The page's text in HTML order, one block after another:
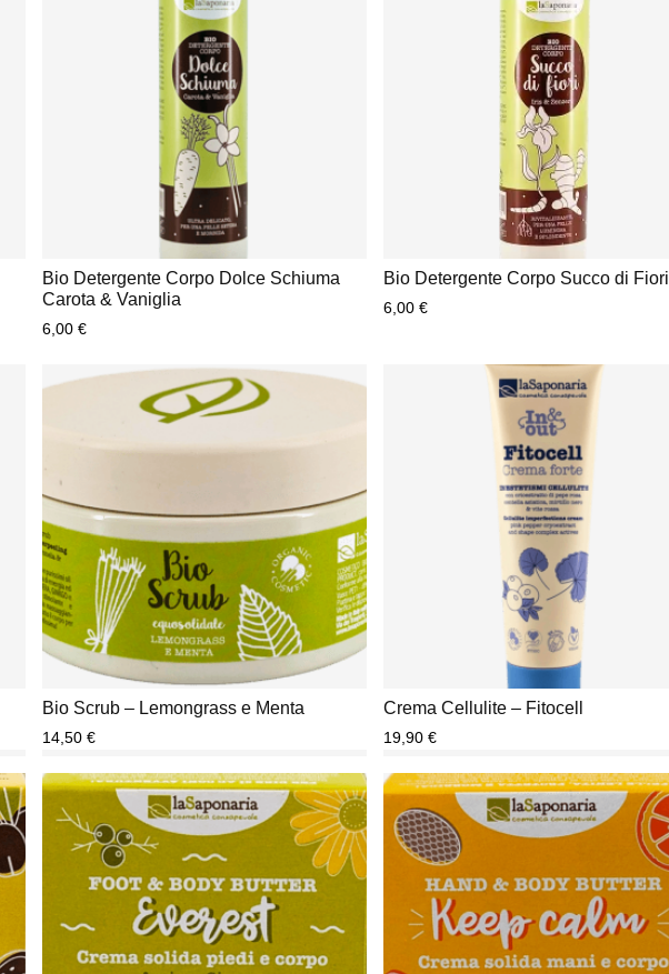
Bio Detergente Corpo Dolce Schiuma
Carota & Vaniglia
6,00€
Bio Detergente Corpo Succo di Fiori
6,00 €
Bio Scrub – Lemongrass e Menta
14,50€
Crema Cellulite – Fitocell
19,90 €